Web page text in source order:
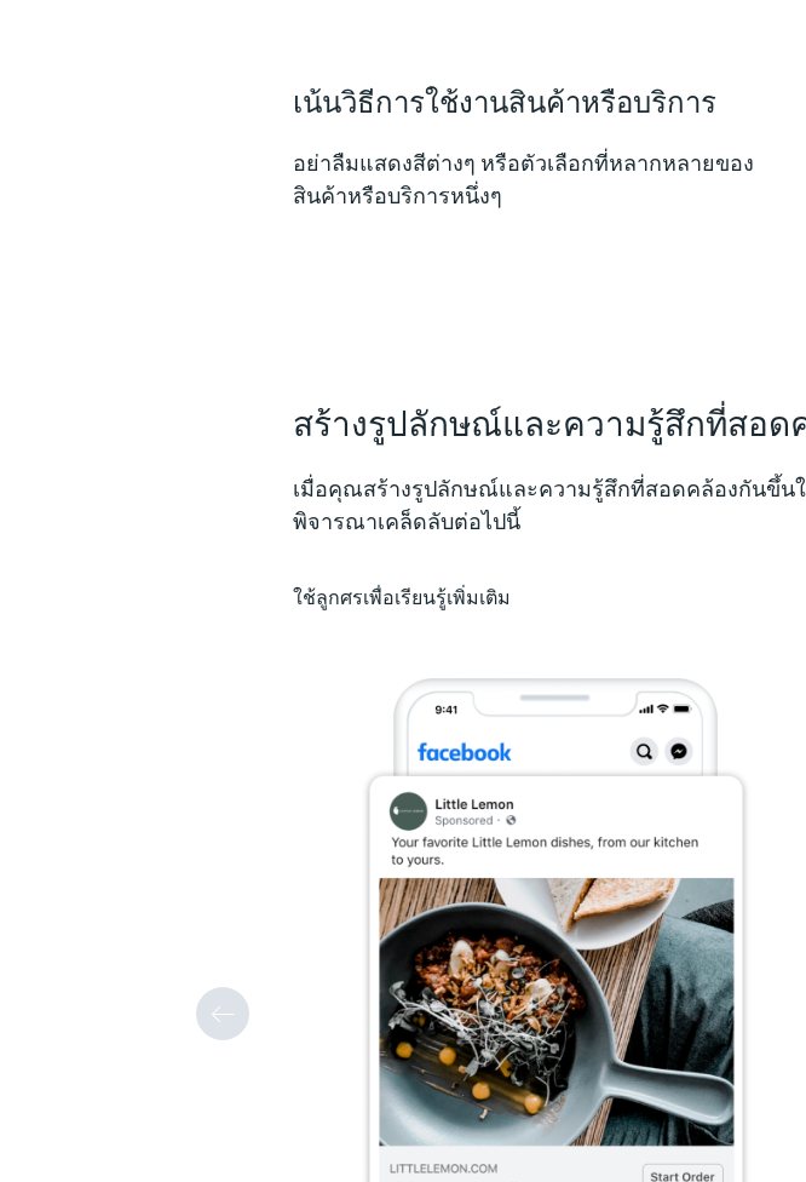
เน้นวิธีการใช้งานสินค้าหรือบริการ
อย่าลืมแสดงสีต่างๆ หรือตัวเลือกที่หลากหลายของ
สินค้าหรือบริการหนึ่งๆ
สร้างรูปลักษณ์และความรู้สึกที่สอด
เมื่อคุณสร้างรูปลักษณ์และความรู้สึกที่สอดคล้องกันขึ้น
พิจารณาเคล็ดลับต่อไปนี้
ใช้ลูกศรเพื่อเรียนรู้เพิ่มเติม